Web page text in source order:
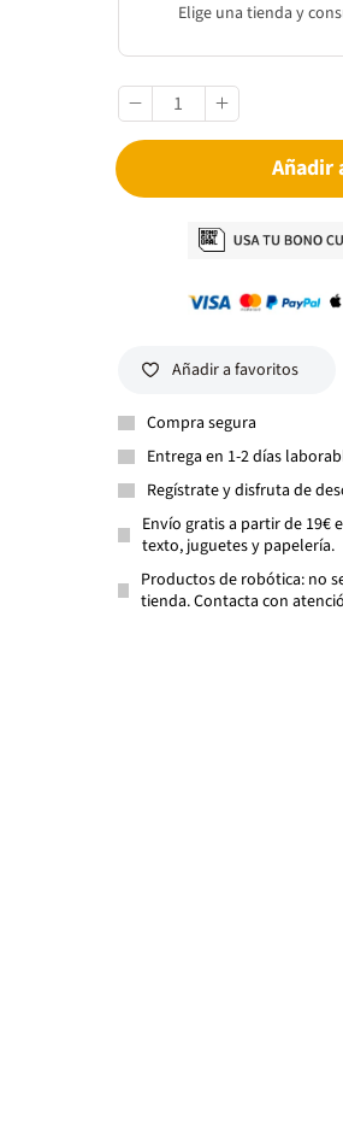
Elige una tienda y
Añadir
Añadir a favoritos
Compra segura
Entrega en 1-2 días
Regístrate y disfruta de
Envío gratis a partir de 19€
texto, juguetes y papelería.
Productos de robótica: no
tienda. Contacta con